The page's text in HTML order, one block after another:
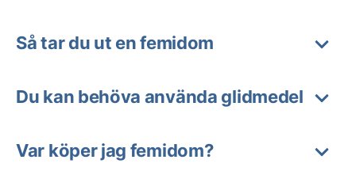
Så tar du ut en femidom
Du kan behöva använda glidmedel
Var köper jag femidom?